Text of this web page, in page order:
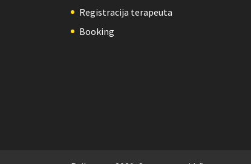
Registracija terapeuta
Booking